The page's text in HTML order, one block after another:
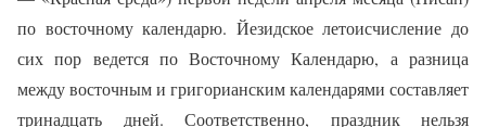
по восточному календарю. Йезидское летоисчисление до
сих пор ведется по Восточному Календарю, а разница
между восточным и григорианским календарями составляет
тринадцать дней. Соответственно, праздник нельзя